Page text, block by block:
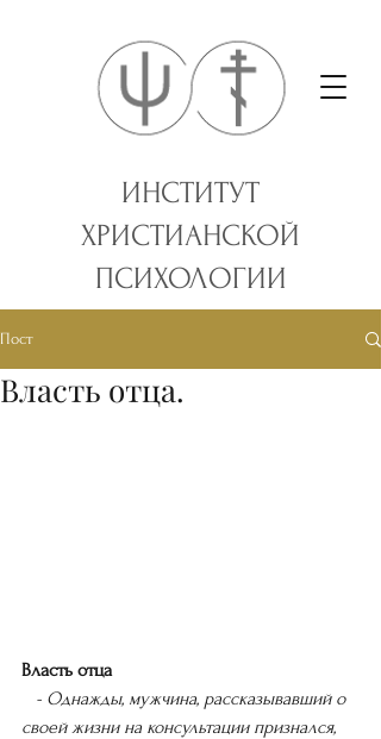
ИНСТИТУТ
ХРИСТИАНСКОЙ
ПСИХОЛОГИИ
Пост
Власть отца.
Власть отца
- Однажды, мужчина, рассказывавший о
своей жизни на консультации признался,